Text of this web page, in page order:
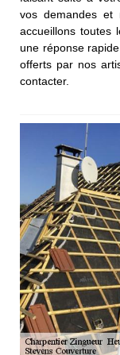
vos demandes et
accueillons toutes
une réponse
offerts par nos
contacter.